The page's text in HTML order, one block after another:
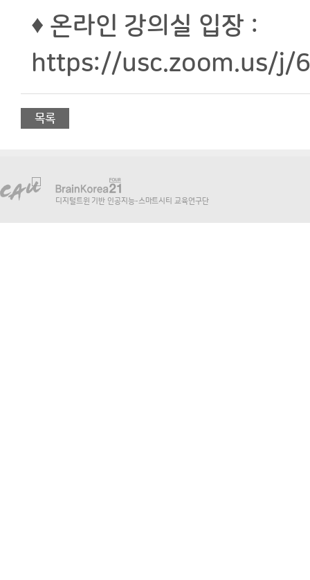
♦ 온라인 강의실 입장 :
https://usc.zoom.us/j/
목록
디지털트윈 기반 인공지능-스마트시티 교육연구단